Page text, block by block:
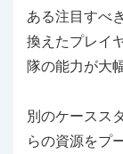
ある注目すべ
換えたプレイ
隊の能力が大
別のケースス
らの資源をプ